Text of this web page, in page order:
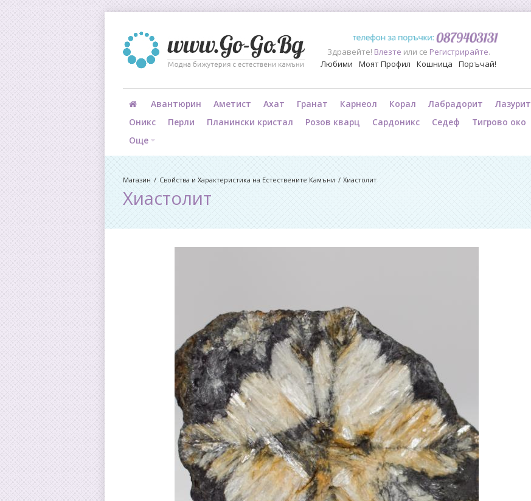
Здравейте! Влезте или се Регистрирайте.
Любими
Моят Профил Кошница Поръчай!
Авантюрин Аметист Ахат Гранат Карнеол Корал Лабрадорит Лазурит
Оникс
Перли Планински кристал Розов кварц Сардоникс Седеф Тигрово око
Още
Магазин Свойства и Характеристика на Естествените Камъни Хиастолит
Хиастолит